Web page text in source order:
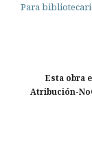
Para
Esta obra
Atribución-